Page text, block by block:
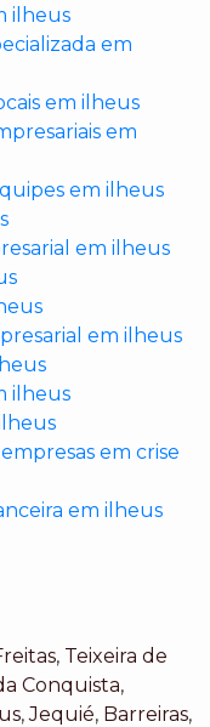
ilheus
em
em ilheus
em
em ilheus
em ilheus
em ilheus
ilheus
em crise
em ilheus
, Teixeira de
Conquista,
,Jequié, Barreiras,